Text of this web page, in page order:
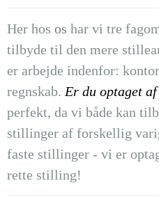
Her hos os har vi tre
tilbyde til den mere
er arbejde indenfor:
regnskab. Er du optaget
perfekt, da vi både kan
stillinger af forskellig
faste stillinger - vi er
rette stilling!